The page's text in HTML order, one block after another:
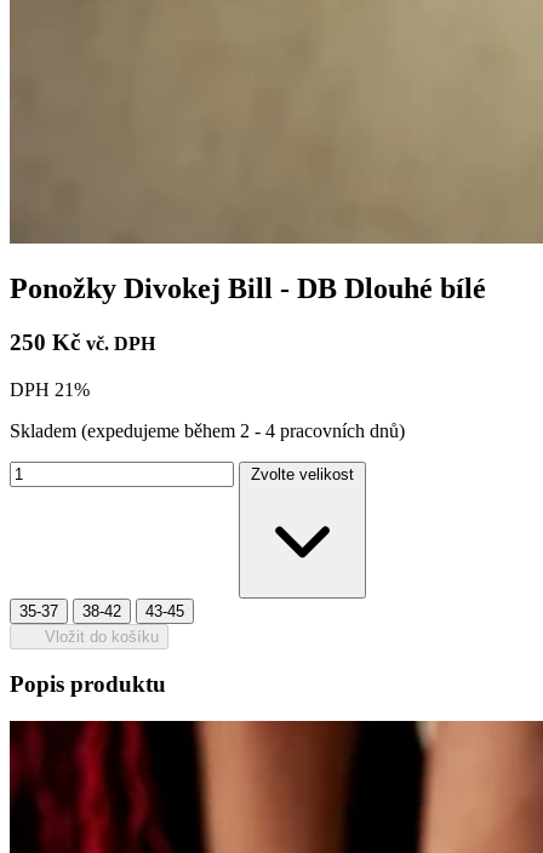
Ponožky Divokej Bill - DB Dlouhé bílé
250 Kč vč. DPH
DPH 21%
Skladem (expedujeme během 2 - 4 pracovních dnů)
Zvolte velikost
35-37 38-42
43-45
Vložit do košíku
Popis produktu